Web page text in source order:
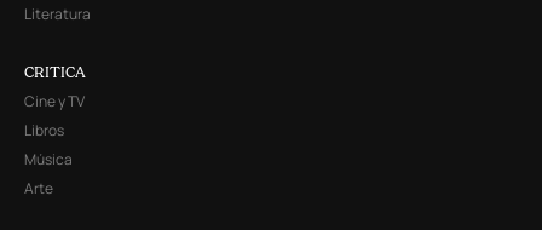
Literatura
CRITICA
Cine y TV
Libros
Música
Arte